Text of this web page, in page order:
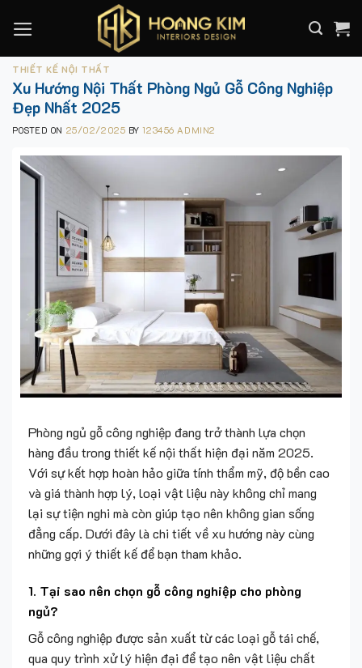
THIẾT KẾ NỘI THẤT
Xu Hướng Nội Thất Phòng Ngủ Gỗ Công Nghiệp
Đẹp Nhất 2025
POSTED ON 25/02/2025 BY123456 ADMIN2
Phòng ngủ gỗ công nghiệp đang trở thành lựa chọn
hàng đầu trong thiết kế nội thất hiện đại năm 2025.
Với sự kết hợp hoàn hảo giữa tính thẩm mỹ, độ bền cao
và giá thành hợp lý, loại vật liệu này không chỉ mang
lại sự tiện nghi mà còn giúp tạo nên không gian sống
đẳng cấp. Dưới đây là chi tiết về xu hướng này cùng
những gợi ý thiết kế để bạn tham khảo.
1. Tại sao nên chọn gỗ công nghiệp cho phòng
ngủ?
Gỗ công nghiệp được sản xuất từ các loại gỗ tái chế,
qua quy trình xử lý hiện đại để tạo nên vật liệu chất